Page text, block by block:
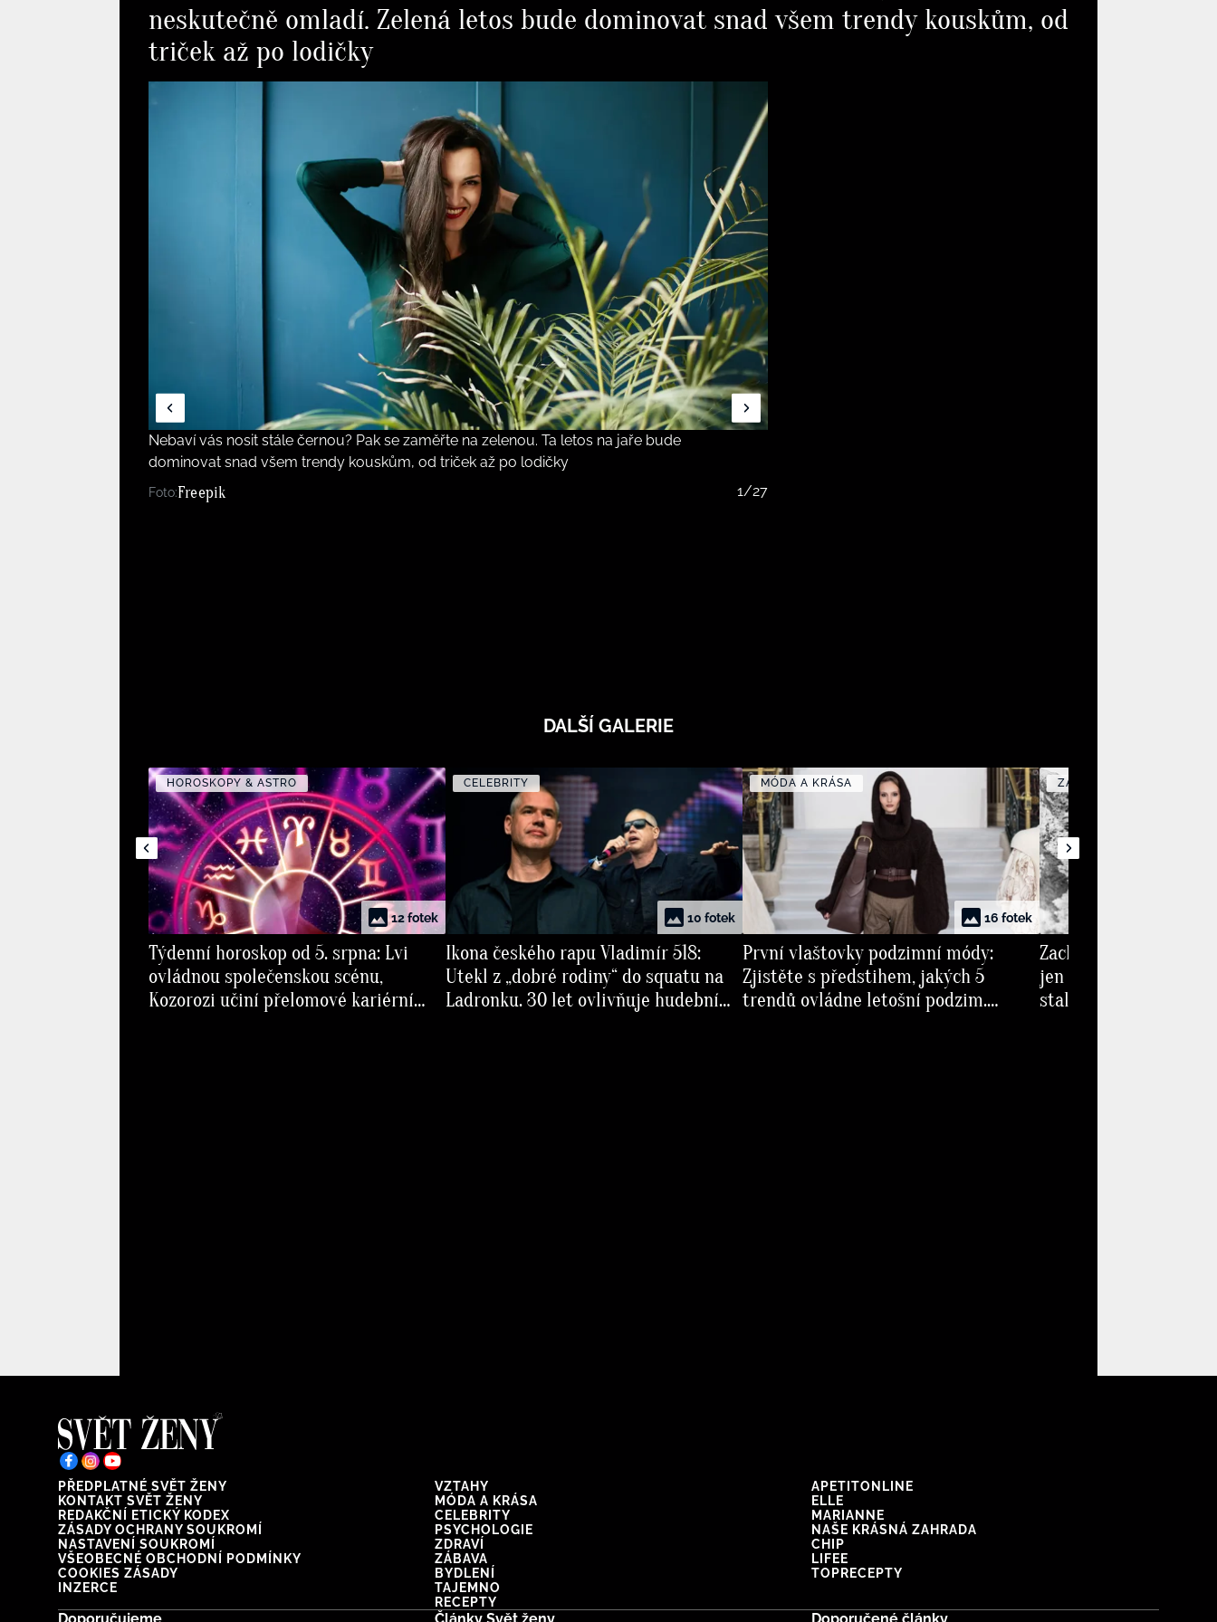
neskutečně omladí. Zelená letos bude dominovat snad všem trendy kouskům, od
triček až po lodičky
Nebaví vás nosit stále černou? Pak se zaměřte na zelenou. Ta letos na jaře bude
dominovat snad všem trendy kouskům, od triček až po lodičky
Foto:Freepik 1/27
DALŠÍ GALERIE
HOROSKOPY & ASTRO
12 fotek
Týdenní horoskop od 5. srpna: Lvi
ovládnou společenskou scénu,
Kozorozi učiní přelomové kariérní
CELEBRITY
10 fotek
Ikona českého rapu Vladimír 518:
Utekl z „dobré rodiny“ do squatu na
Ladronku. 30 let ovlivňuje hudební
MÓDA A KRÁSA
16 fotek
První vlaštovky podzimní módy:
Zjistěte s předstihem, jakých 5
trendů ovládne letošní podzim.
ZÁBAVA
Zachránil 194 vojáků
jen pár set gramů.
stal legendou první
PŘEDPLATNÉ SVĚT ŽENY
KONTAKT SVĚT ŽENY
REDAKČNÍ ETICKÝ KODEX
ZÁSADY OCHRANY SOUKROMÍ
NASTAVENÍ SOUKROMÍ
VŠEOBECNÉ OBCHODNÍ PODMÍNKY
COOKIES ZÁSADY
INZERCE
VZTAHY
MÓDA A KRÁSA
CELEBRITY
PSYCHOLOGIE
ZDRAVÍ
ZÁBAVA
BYDLENÍ
TAJEMNO
RECEPTY
APETITONLINE
ELLE
MARIANNE
NAŠE KRÁSNÁ ZAHRADA
CHIP
LIFEE
TOPRECEPTY